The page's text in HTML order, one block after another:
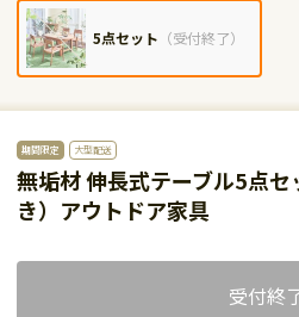
5点セット （受付終了）
期間限定 大型配送
無垢材 伸長式テーブル5点
き）アウトドア家具
受付終